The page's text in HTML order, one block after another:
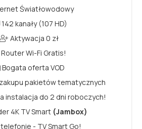
Światłowodowy
142 kanały (107 HD)
Aktywacja 0 zł
Router Wi-Fi Gratis!
Bogata oferta VOD
pakietów tematycznych
instalacja do 2 dni roboczych!
4K TV Smart (Jambox)
- TV Smart Go!